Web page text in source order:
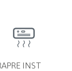
PRE INST